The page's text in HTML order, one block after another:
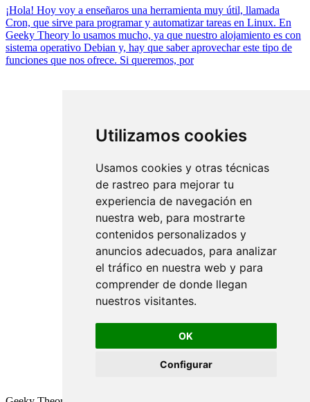
Utilizamos cookies
Usamos cookies y otras técnicas
de rastreo para mejorar tu
experiencia de navegación en
nuestra web, para mostrarte
contenidos personalizados y
anuncios adecuados, para analizar
el tráfico en nuestra web y para
comprender de donde llegan
nuestros visitantes.
OK
Configurar
¡Hola! Hoy voy a enseñaros una herramienta muy útil, llamada
Cron, que sirve para programar y automatizar tareas en Linux. En
Geeky Theory lo usamos mucho, ya que nuestro alojamiento es con
sistema operativo Debian y, hay que saber aprovechar este tipo de
funciones que nos ofrece. Si queremos, por